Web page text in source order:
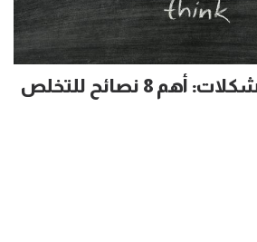
النجاح في حل المشكلات: أهم 8 نصائح للتخلص